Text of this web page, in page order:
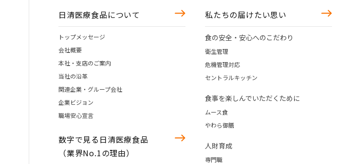
日清医療食品について
トップメッセージ
会社概要
本社・支店のご案内
当社の沿革
関連企業・グループ会社
企業ビジョン
職場安心宣言
数字で見る日清医療食品
（業界No.1の理由）
私たちの届けたい思い
食の安全・安心へのこだわり
衛生管理
危機管理対応
セントラルキッチン
食事を楽しんでいただくために
ムース食
やわら御膳
人財育成
専門職